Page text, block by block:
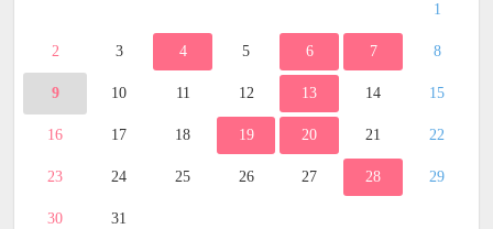
1
2 3 4 5 6 7 8
9 10 11 12 13 14 15
16 17 18 19 20 21 22
23 24 25 26 27 28 29
30 31